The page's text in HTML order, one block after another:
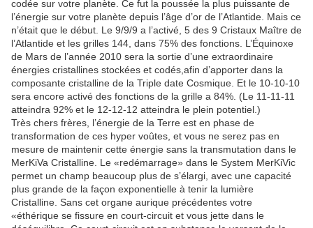
codée sur votre planète. Ce fut la poussée la plus puissante de
l’énergie sur votre planète depuis l’âge d’or de l’Atlantide. Mais ce
n’était que le début. Le 9/9/9 a l’activé, 5 des 9 Cristaux Maître de
l’Atlantide et les grilles 144, dans 75% des fonctions. L’Équinoxe
de Mars de l’année 2010 sera la sortie d’une extraordinaire
énergies cristallines stockées et codés,afin d’apporter dans la
composante cristalline de la Triple date Cosmique. Et le 10-10-10
sera encore activé des fonctions de la grille a 84%. (Le 11-11-11
atteindra 92% et le 12-12-12 atteindra le plein potentiel.)
Très chers frères, l’énergie de la Terre est en phase de
transformation de ces hyper voûtes, et vous ne serez pas en
mesure de maintenir cette énergie sans la transmutation dans le
MerKiVa Cristalline. Le «redémarrage» dans le System MerKiVic
permet un champ beaucoup plus de s’élargi, avec une capacité
plus grande de la façon exponentielle à tenir la lumière
Cristalline. Sans cet organe aurique précédentes votre
«éthérique se fissure en court-circuit et vous jette dans le